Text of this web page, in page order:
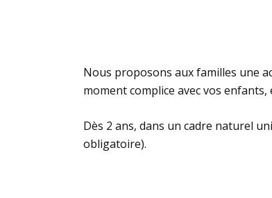
Nous proposons aux familles une
moment complice avec vos
Dès 2 ans, dans un cadre naturel
obligatoire).